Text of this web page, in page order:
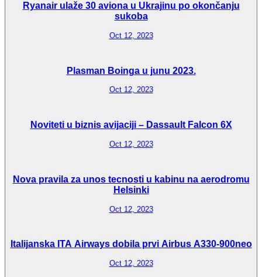
Ryanair ulaže 30 aviona u Ukrajinu po okončanju
sukoba
Oct 12, 2023
Plasman Boinga u junu 2023.
Oct 12, 2023
Noviteti u biznis avijaciji – Dassault Falcon 6X
Oct 12, 2023
Nova pravila za unos tecnosti u kabinu na aerodromu
Helsinki
Oct 12, 2023
Italijanska ITA Airways dobila prvi Airbus A330-900neo
Oct 12, 2023